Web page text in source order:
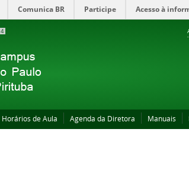
Comunica BR Participe Acesso à
4
Horários de Aula Agenda da Diretora Manuais